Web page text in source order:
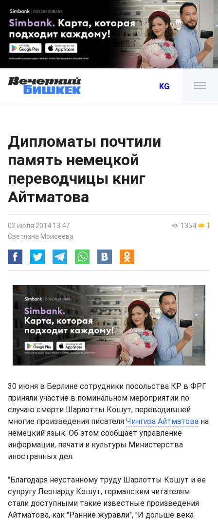
KG
Дипломаты почтили
память немецкой
переводчицы книг
Айтматова
1354 1
02 июля 2014 13:47
Светлана Моисеева
30 июня в Берлине сотрудники посольства КР в ФРГ
приняли участие в поминальном мероприятии по
случаю смерти Шарлотты Кошут, переводившей
многие произведения писателя Чингиза Айтматова на
немецкий язык. Об этом сообщает управление
информации, печати и культуры Министерства
иностранных дел.
"Благодаря неустанному труду Шарлотты Кошут и ее
супругу Леонарду Кошут, германским читателям
стали доступными такие известные произведения
Айтматова, как "Ранние журавли", "И дольше века